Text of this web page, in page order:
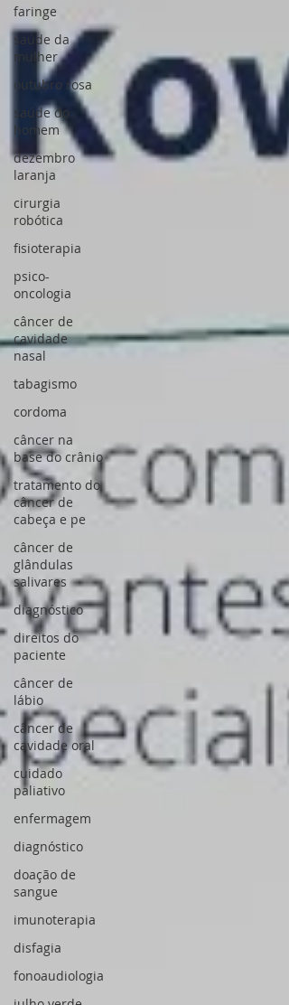
faringe
saúde da
mulher
outubro rosa
saúde do
homem
dezembro
laranja
cirurgia
robótica
fisioterapia
psico-
oncologia
câncer de
cavidade
nasal
tabagismo
cordoma
câncer na
base do crânio
tratamento do
câncer de
cabeça e pe
câncer de
glândulas
salivares
diagnóstico
direitos do
paciente
câncer de
lábio
câncer de
cavidade oral
cuidado
paliativo
enfermagem
diagnóstico
doação de
sangue
imunoterapia
disfagia
fonoaudiologia